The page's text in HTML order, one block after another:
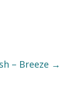
– Breeze →